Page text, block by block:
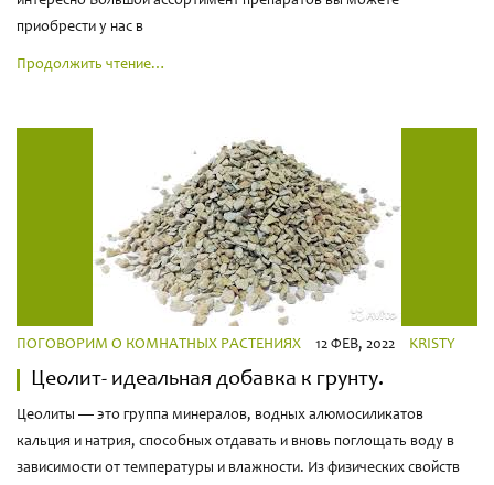
приобрести у нас в
Продолжить чтение…
ПОГОВОРИМ О КОМНАТНЫХ РАСТЕНИЯХ 12 ФЕВ, 2022 KRISTY
Цеолит- идеальная добавка к грунту.
Цеолиты — это группа минералов, водных алюмосиликатов
кальция и натрия, способных отдавать и вновь поглощать воду в
зависимости от температуры и влажности. Из физических свойств